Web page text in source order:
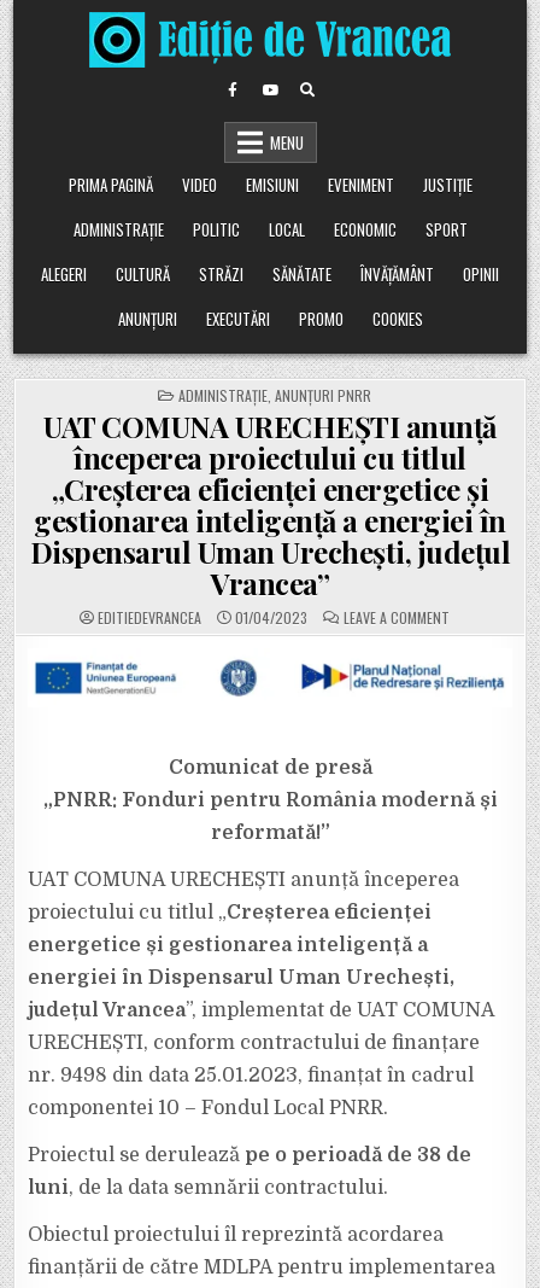
Skip
to
content
MENU
PRIMA PAGINĂ
VIDEO EMISIUNI EVENIMENT
JUSTIȚIE
ADMINISTRAȚIE
POLITIC LOCAL ECONOMIC
SPORT
ALEGERI
CULTURĂ STRĂZI SĂNĂTATE ÎNVĂȚĂMÂNT
OPINII
ANUNȚURI
EXECUTĂRI PROMO COOKIES
POSTED
IN
ADMINISTRAȚIE, ANUNȚURI PNRR
UAT COMUNA URECHEȘTI anunță
începerea proiectului cu titlul
„Creșterea eficienței energetice și
gestionarea inteligență a energiei în
Dispensarul Uman Urechești, județul
Vrancea”
EDITIEDEVRANCEA 01/04/2023 LEAVE A COMMENTON
UAT
ANUNȚĂ
ÎNCEPEREA
GESTIONAREA
DISPENSARUL
UMAN
Comunicat de presă
„PNRR: Fonduri pentru România modernă și
reformată!”
UAT COMUNA URECHEȘTI anunță începerea
proiectului cu titlul „Creșterea eficienței
energetice și gestionarea inteligență a
energiei în Dispensarul Uman Urechești,
județul Vrancea”, implementat de UAT COMUNA
URECHEȘTI, conform contractului de finanțare
nr. 9498 din data 25.01.2023, finanțat în cadrul
componentei 10 – Fondul Local PNRR.
Proiectul se derulează pe o perioadă de 38 de
luni, de la data semnării contractului.
Obiectul proiectului îl reprezintă acordarea
finanțării de către MDLPA pentru implementarea